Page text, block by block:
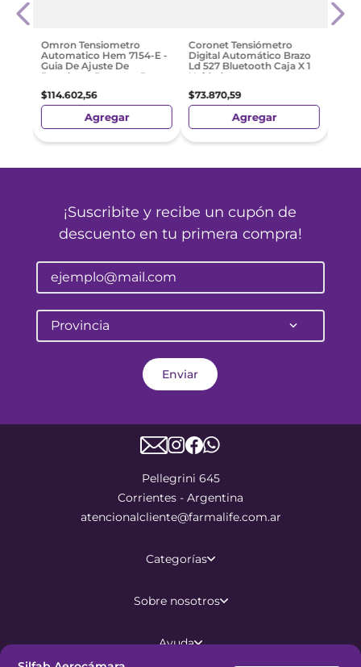
Omron Tensiometro
Automatico Hem 7154-E -
Guia De Ajuste De
Brazalete - Detector De
$114.602,56
Agregar
Coronet Tensiómetro
Digital Automático Brazo
Ld 527 Bluetooth Caja X 1
Unidad
$73.870,59
Agregar
¡Suscribite y recibe un cupón de
descuento en tu primera compra!
Provincia
Enviar
Pellegrini 645
Corrientes - Argentina
atencionalcliente@farmalife.com.ar
Categorías
Sobre nosotros
Ayuda